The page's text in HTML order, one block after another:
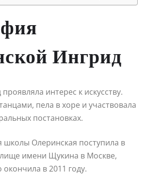
Ингрид
интерес к искусству.
пела в хоре и участвовала
постановках.
школы Олеринская поступила в
имени Щукина в Москве,
в 2011 году.